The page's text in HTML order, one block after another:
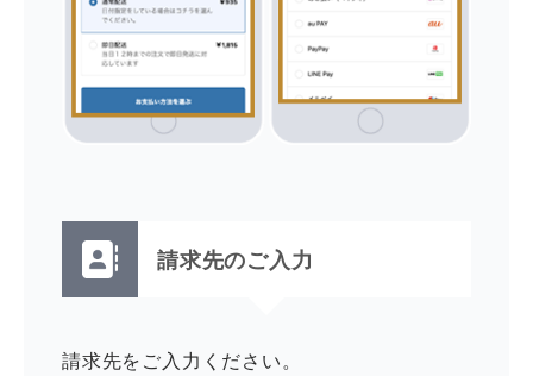
請求先のご入力
請求先をご入力ください。